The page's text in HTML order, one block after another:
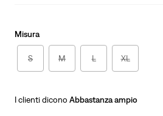
Misura
S M L XL
I clienti dicono Abbastanza ampio